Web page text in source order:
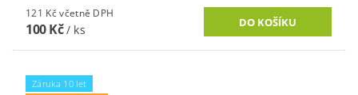
121 Kč včetně DPH
100 Kč/ ks
Záruka 10 let